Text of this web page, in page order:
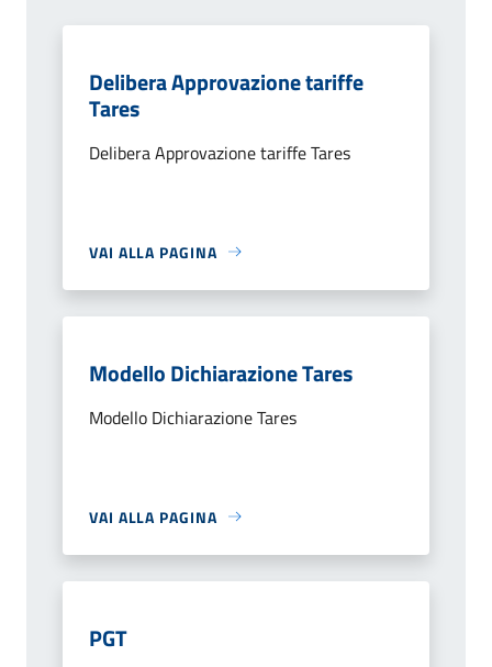
Delibera Approvazione tariffe
Tares
Delibera Approvazione tariffe Tares
VAI ALLA PAGINA
Modello Dichiarazione Tares
Modello Dichiarazione Tares
VAI ALLA PAGINA
PGT